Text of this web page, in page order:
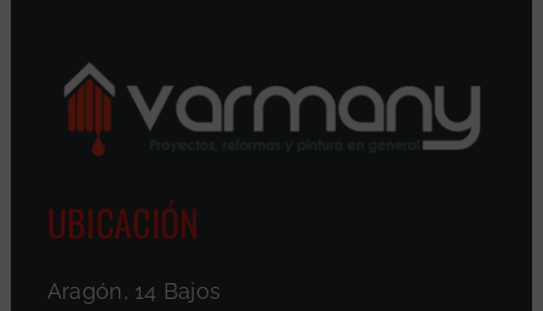
UBICACIÓN
Aragón, 14 Bajos